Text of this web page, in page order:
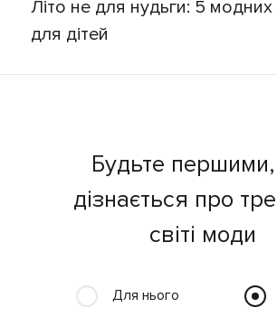
Літо не для нудьги: 5 модних
для дітей
Будьте першими,
дізнається про
світі моди
Для нього